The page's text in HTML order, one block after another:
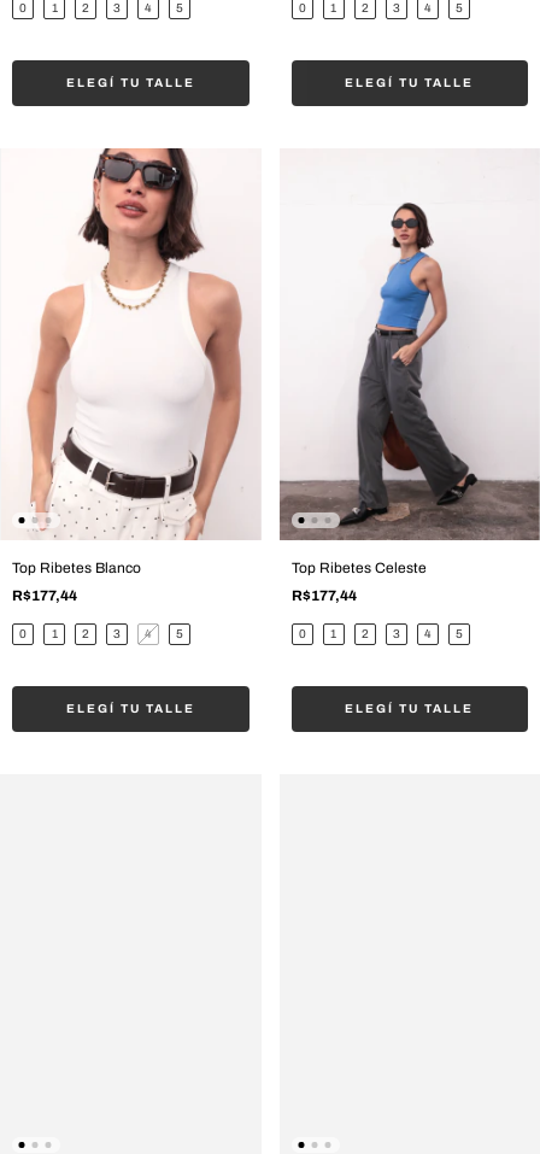
0 1 2 3 4 5
ELEGÍ TU TALLE
0 1 2 3 4 5
ELEGÍ TU TALLE
Top Ribetes Blanco
R$177,44
0 1 2 3 4 5
ELEGÍ TU TALLE
Top Ribetes Celeste
R$177,44
0 1 2 3 4 5
ELEGÍ TU TALLE